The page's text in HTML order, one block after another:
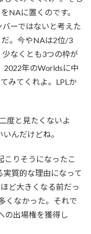
NAに置くのです。
ーではないと考えた
。今やNAは2位/3
なくとも3つの枠が
2022年のWorldsに中
みてくれよ。LPLか
度と見たくないよ
んだけどね。
こりそうになったこ
質的な理由になって
ど大きくなる前だっ
くなかった。それで
の出場権を獲得し